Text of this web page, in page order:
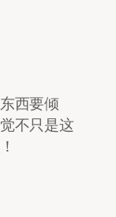
西要倾
不只是这